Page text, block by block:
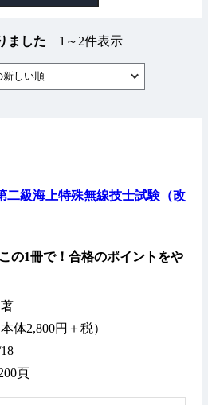
ました 1～2件表示
新しい順
級海上特殊無線技士試験（改
の1冊で！合格のポイントをや
著
体2,800円＋税）
頁